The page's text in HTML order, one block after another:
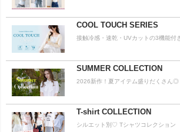
COOL TOUCH SERIES
接触冷感・速乾・UVカットの3機能付
SUMMER COLLECTION
2026新作！夏アイテム盛りだくさん◎
T-shirt COLLECTION
シルエット別♡ Tシャツコレクション